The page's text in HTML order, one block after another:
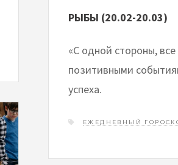
РЫБЫ (20.02-20.03)
«С одной стороны,
позитивными
успеха.
ЕЖЕДНЕВНЫЙ